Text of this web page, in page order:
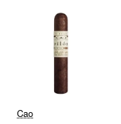
Cao